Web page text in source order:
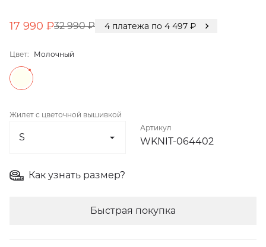
17 990 ₽32 990 ₽ 4 платежа по 4 497 ₽
Цвет: Молочный
Жилет с цветочной вышивкой
Артикул
WKNIT-064402
Как узнать размер?
Быстрая покупка